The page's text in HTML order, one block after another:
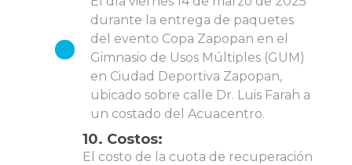
durante la entrega de paquetes
del evento Copa Zapopan en el
Gimnasio de Usos Múltiples (GUM)
en Ciudad Deportiva Zapopan,
ubicado sobre calle Dr. Luis Farah a
un costado del Acuacentro.
10. Costos:
El costo de la cuota de recuperación